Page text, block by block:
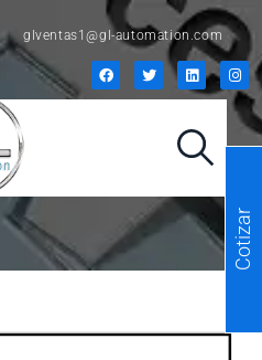
glventas1@gl-automation.com
Cotizar